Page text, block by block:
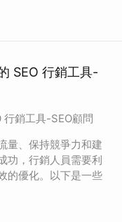
SEO 行銷工具-
銷工具-SEO顧問
量、保持競爭力和建
功，行銷人員需要利
的優化。以下是一些